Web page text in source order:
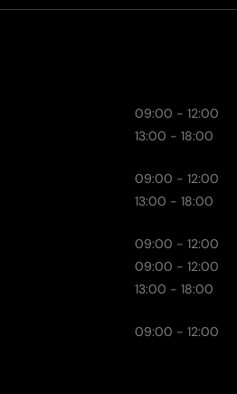
09:00 - 12:00
13:00 - 18:00
09:00 - 12:00
13:00 - 18:00
09:00 - 12:00
09:00 - 12:00
13:00 - 18:00
09:00 - 12:00